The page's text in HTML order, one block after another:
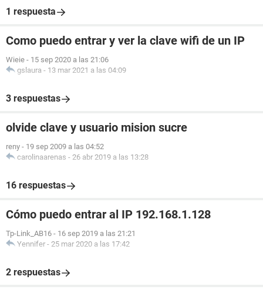
1 respuesta
Como puedo entrar y ver la clave wifi de un IP
Wieie - 15 sep 2020 a las 21:06
gslaura - 13 mar 2021 a las 04:09
3 respuestas
olvide clave y usuario mision sucre
reny - 19 sep 2009 a las 04:52
carolinaarenas - 26 abr 2019 a las 13:28
16 respuestas
Cómo puedo entrar al IP 192.168.1.128
Tp-Link_AB16 - 16 sep 2019 a las 21:21
Yennifer - 25 mar 2020 a las 17:42
2 respuestas